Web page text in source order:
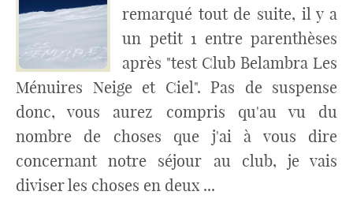
remarqué tout de suite, il y a
un petit 1 entre parenthèses
après "test Club Belambra Les
Ménuires Neige et Ciel". Pas de suspense
donc, vous aurez compris qu'au vu du
nombre de choses que j'ai à vous dire
concernant notre séjour au club, je vais
diviser les choses en deux ...